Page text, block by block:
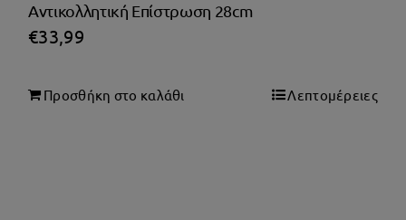
Αντικολλητική Επίστρωση 28cm
€33,99
Προσθήκη στο καλάθι Λεπτομέρειες